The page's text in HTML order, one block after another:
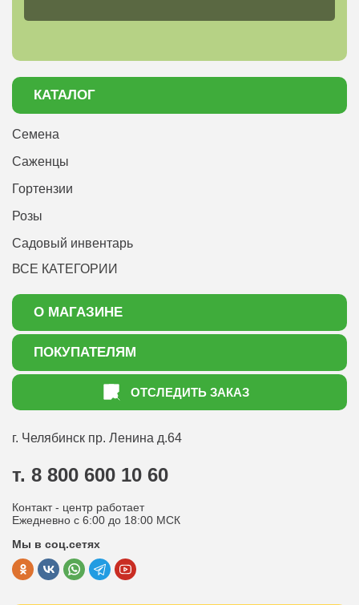
КАТАЛОГ
Семена
Саженцы
Гортензии
Розы
Садовый инвентарь
ВСЕ КАТЕГОРИИ
О МАГАЗИНЕ
О нас
Акции
ПОКУПАТЕЛЯМ
Как оформить заказ
Статьи садоводу
Оптовым покупателям
Политика конфиденциальности
Публичная оферта
ОТСЛЕДИТЬ ЗАКАЗ
г. Челябинск пр. Ленина д.64
т. 8 800 600 10 60
Контакт - центр работает
Ежедневно с 6:00 до 18:00 МСК
Мы в соц.сетях